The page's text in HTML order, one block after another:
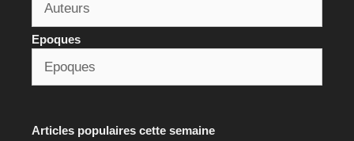
Epoques
Articles populaires cette semaine